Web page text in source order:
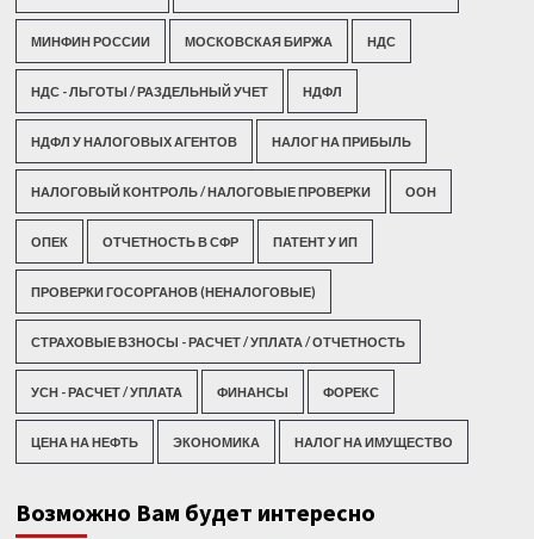
МИНФИН РОССИИ МОСКОВСКАЯ БИРЖА НДС
НДС - ЛЬГОТЫ / РАЗДЕЛЬНЫЙ УЧЕТ НДФЛ
НДФЛ У НАЛОГОВЫХ АГЕНТОВ НАЛОГ НА ПРИБЫЛЬ
НАЛОГОВЫЙ КОНТРОЛЬ / НАЛОГОВЫЕ ПРОВЕРКИ ООН
ОПЕК ОТЧЕТНОСТЬ В СФР ПАТЕНТ У ИП
ПРОВЕРКИ ГОСОРГАНОВ (НЕНАЛОГОВЫЕ)
СТРАХОВЫЕ ВЗНОСЫ - РАСЧЕТ / УПЛАТА / ОТЧЕТНОСТЬ
УСН - РАСЧЕТ / УПЛАТА ФИНАНСЫ ФОРЕКС
ЦЕНА НА НЕФТЬ ЭКОНОМИКА НАЛОГ НА ИМУЩЕСТВО
Возможно Вам будет интересно